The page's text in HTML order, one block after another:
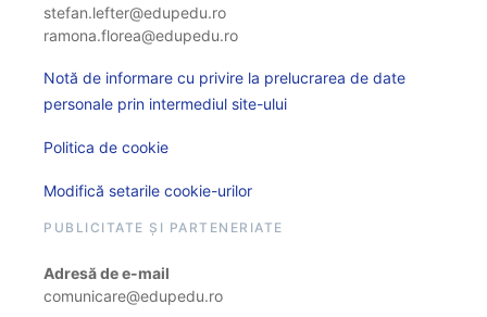
stefan.lefter@edupedu.ro
ramona.florea@edupedu.ro
Notă de informare cu privire la prelucrarea de date
personale prin intermediul site-ului
Politica de cookie
Modifică setarile cookie-urilor
PUBLICITATE ȘI PARTENERIATE
Adresă de e-mail
comunicare@edupedu.ro